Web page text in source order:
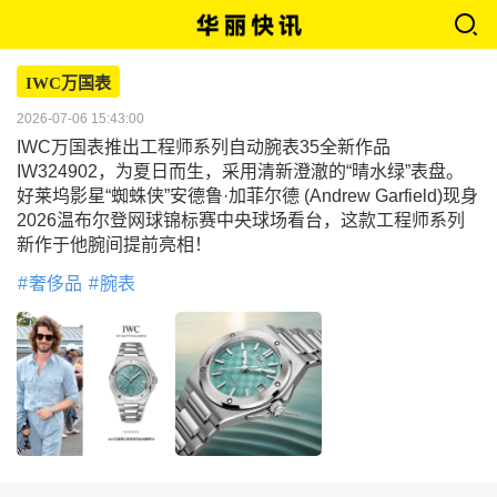
IWC万国表
2026-07-06 15:43:00
IWC万国表推出工程师系列自动腕表35全新作品
IW324902，为夏日而生，采用清新澄澈的“晴水绿”表盘。
好莱坞影星“蜘蛛侠”安德鲁·加菲尔德 (Andrew Garfield)现身
2026温布尔登网球锦标赛中央球场看台，这款工程师系列
新作于他腕间提前亮相！
奢侈品 腕表